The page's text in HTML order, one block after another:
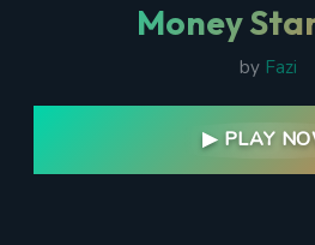
Money
by Fazi
▶ PLAY